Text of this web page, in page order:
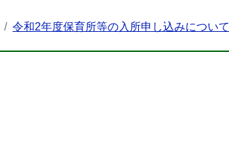
令和2年度保育所等の入所申し込みについて